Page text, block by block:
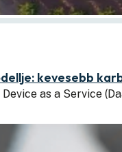
kevesebb
as a Service